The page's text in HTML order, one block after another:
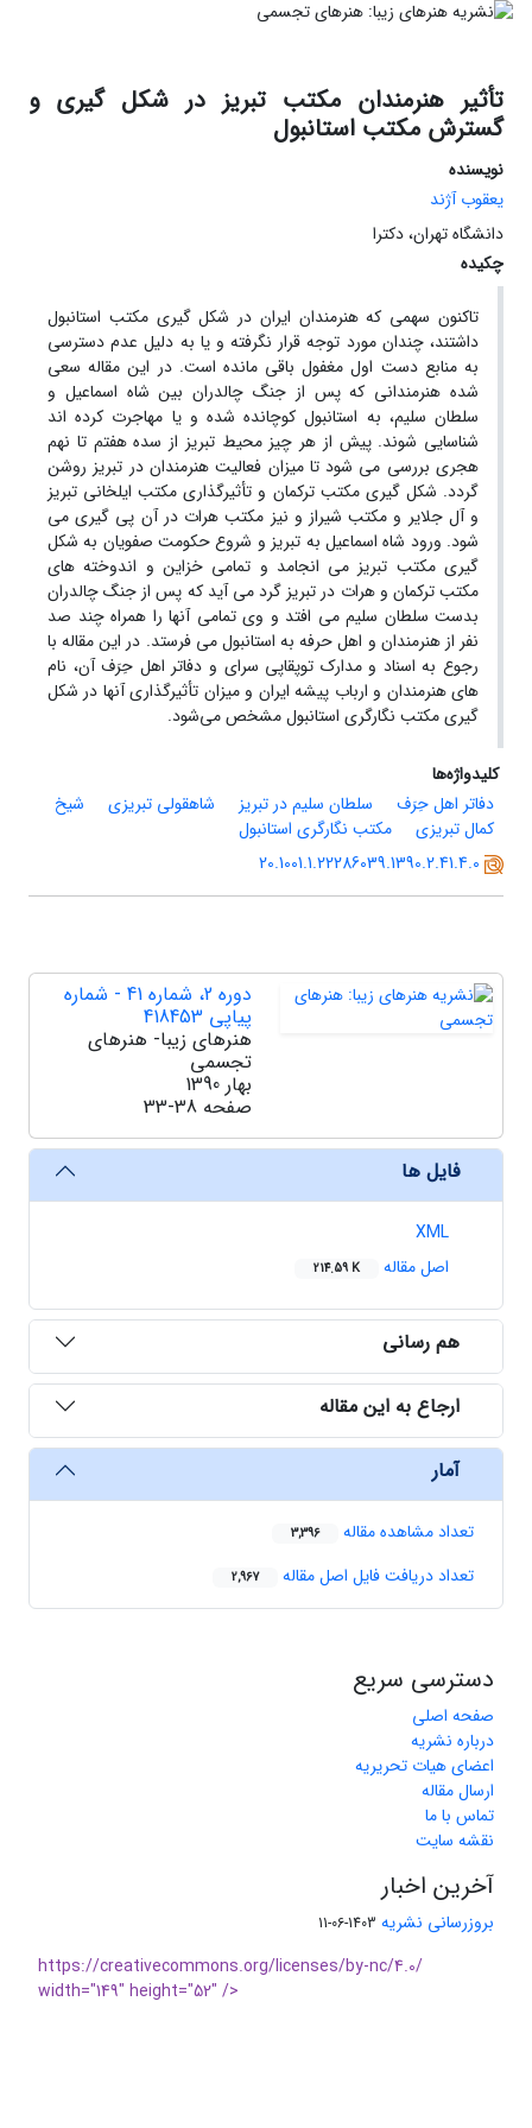
تأثیر هنرمندان مکتب تبریز در شکل گیری و
گسترش مکتب استانبول
نویسنده
یعقوب آژند
دانشگاه تهران، دکترا
چکیده
تاکنون سهمی که هنرمندان ایران در شکل گیری مکتب استانبول
داشتند، چندان مورد توجه قرار نگرفته و یا به دلیل عدم دسترسی
به منابع دست اول مغفول باقی مانده است. در این مقاله سعی
شده هنرمندانی که پس از جنگ چالدران بین شاه اسماعیل و
سلطان سلیم، به استانبول کوچانده شده و یا مهاجرت کرده اند
شناسایی شوند. پیش از هر چیز محیط تبریز از سده هفتم تا نهم
هجری بررسی می شود تا میزان فعالیت هنرمندان در تبریز روشن
گردد. شکل گیری مکتب ترکمان و تأثیرگذاری مکتب ایلخانی تبریز
و آل جلایر و مکتب شیراز و نیز مکتب هرات در آن پی گیری می
شود. ورود شاه اسماعیل به تبریز و شروع حکومت صفویان به شکل
گیری مکتب تبریز می انجامد و تمامی خزاین و اندوخته های
مکتب ترکمان و هرات در تبریز گرد می آید که پس از جنگ چالدران
بدست سلطان سلیم می افتد و وی تمامی آنها را همراه چند صد
نفر از هنرمندان و اهل حرفه به استانبول می فرستد. در این مقاله با
رجوع به اسناد و مدارک توپقاپی سرای و دفاتر اهل حِرَف آن، نام
های هنرمندان و ارباب پیشه ایران و میزان تأثیرگذاری آنها در شکل
گیری مکتب نگارگری استانبول مشخص می‌شود.
کلیدواژه‌ها
دفاتر اهل حِرَف
سلطان سلیم در تبریز شاهقولی تبریزی
شیخ
کمال تبریزی
مکتب نگارگری استانبول
20.1001.1.22286039.1390.2.41.4.0
دوره 2، شماره 41 - شماره
پیاپی 418453
هنرهای زیبا- هنرهای
تجسمی
بهار 1390
صفحه 33-38
فایل ها
XML
اصل مقاله
214.59 K
هم رسانی
ارجاع به این مقاله
آمار
تعداد مشاهده مقاله 3,396
تعداد دریافت فایل اصل مقاله 2,967
دسترسی سریع
صفحه اصلی
درباره نشریه
اعضای هیات تحریریه
ارسال مقاله
تماس با ما
نقشه سایت
آخرین اخبار
بروزرسانی نشریه 1403-06-11
https://creativecommons.org/licenses/by-nc/4.0/
width="149" height="52" />